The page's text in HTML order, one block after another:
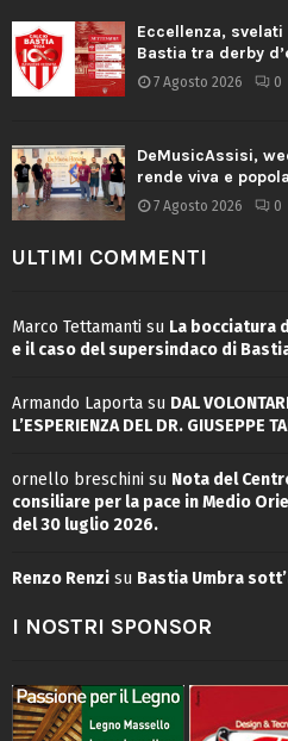
Eccellenza,
Bastia tra derby
7 Agosto 2026 0
DeMusicAssisi,
rende viva e
7 Agosto 2026 0
ULTIMI COMMENTI
Marco Tettamanti su La bocciatura
e il caso del supersindaco di
Armando Laporta su DAL
L’ESPERIENZA DEL DR. GIUSEPPE
ornello breschini su Nota del
consiliare per la pace in Medio
del 30 luglio 2026.
Renzo Renzi su Bastia Umbra
I NOSTRI SPONSOR